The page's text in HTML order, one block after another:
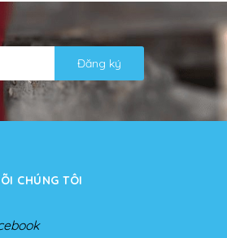
Đăng ký
CHÚNG TÔI